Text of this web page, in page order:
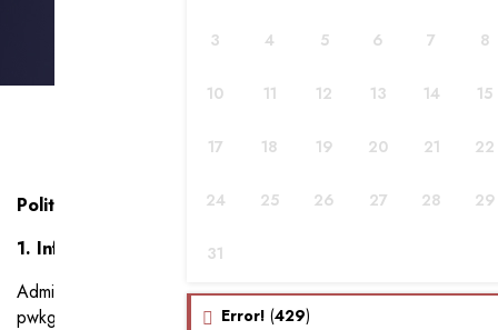
Polityka cookies
1. Informacje ogólne
Administratorem jest działająca pod nazwą domeną
pwkgroup.pl firma: PARK WYSOKIEJ KSIĘGOWOŚCI Sp.z
3 4 5 6 7 8
10 11 12 13 14 15
17 18 19 20 21 22
24 25 26 27 28 29
31
Error! (429)